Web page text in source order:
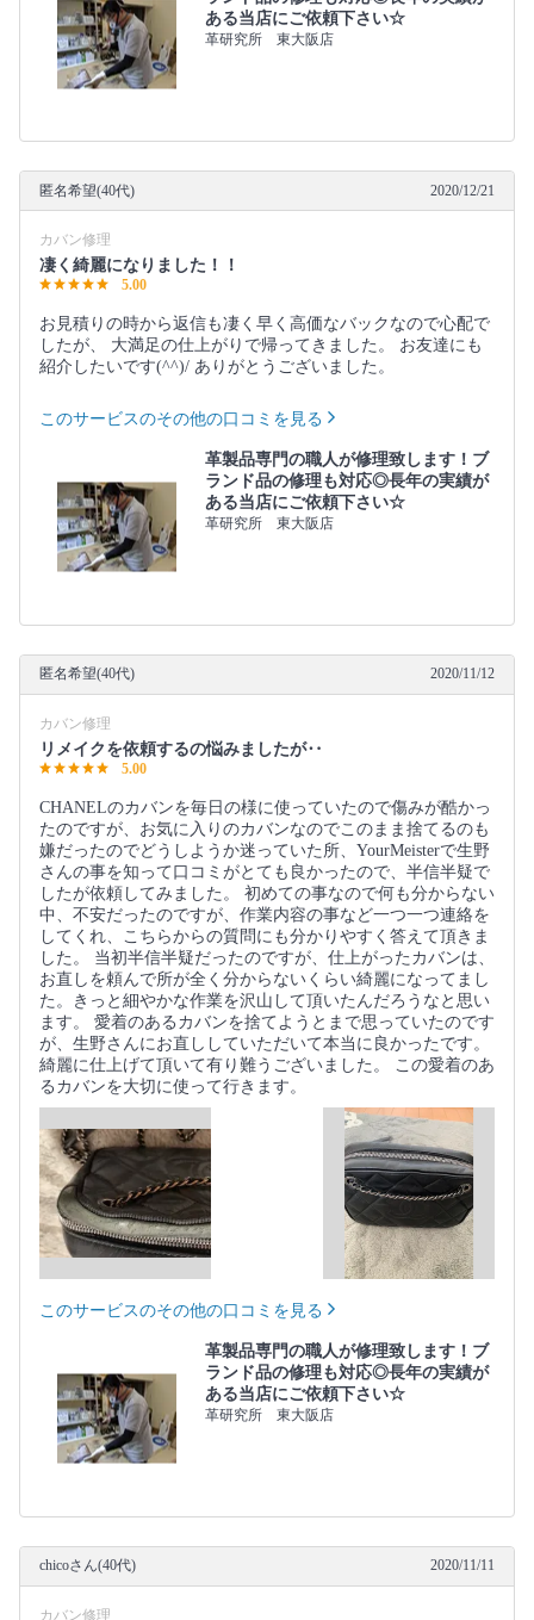
ある当店にご依頼下さい☆
革研究所 東大阪店
匿名希望(40代) 2020/12/21
カバン修理
凄く綺麗になりました！！
5.00
お見積りの時から返信も凄く早く高価なバックなので心配で
したが、 大満足の仕上がりで帰ってきました。 お友達にも
紹介したいです(^^)/ ありがとうございました。
このサービスのその他の口コミを見る
革製品専門の職人が修理致します！ブ
ランド品の修理も対応◎長年の実績が
ある当店にご依頼下さい☆
革研究所 東大阪店
匿名希望(40代) 2020/11/12
カバン修理
リメイクを依頼するの悩みましたが‥
5.00
CHANELのカバンを毎日の様に使っていたので傷みが酷かっ
たのですが、お気に入りのカバンなのでこのまま捨てるのも
嫌だったのでどうしようか迷っていた所、YourMeisterで生野
さんの事を知って口コミがとても良かったので、半信半疑で
したが依頼してみました。 初めての事なので何も分からない
中、不安だったのですが、作業内容の事など一つ一つ連絡を
してくれ、こちらからの質問にも分かりやすく答えて頂きま
した。 当初半信半疑だったのですが、仕上がったカバンは、
お直しを頼んで所が全く分からないくらい綺麗になってまし
た。きっと細やかな作業を沢山して頂いたんだろうなと思い
ます。 愛着のあるカバンを捨てようとまで思っていたのです
が、生野さんにお直ししていただいて本当に良かったです。
綺麗に仕上げて頂いて有り難うございました。 この愛着のあ
るカバンを大切に使って行きます。
このサービスのその他の口コミを見る
革製品専門の職人が修理致します！ブ
ランド品の修理も対応◎長年の実績が
ある当店にご依頼下さい☆
革研究所 東大阪店
chicoさん(40代) 2020/11/11
カバン修理